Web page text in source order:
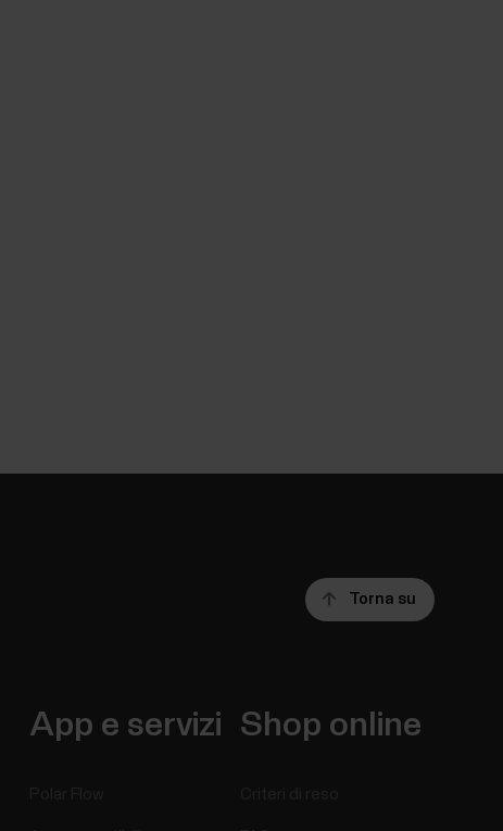
Torna su
App e servizi Shop online